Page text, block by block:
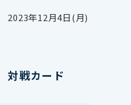
2023年12月4日(月)
対戦カード